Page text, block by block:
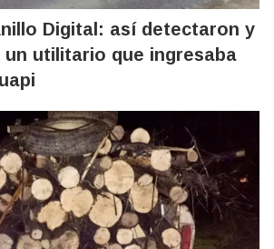
Digital: así detectaron y
utilitario que ingresaba